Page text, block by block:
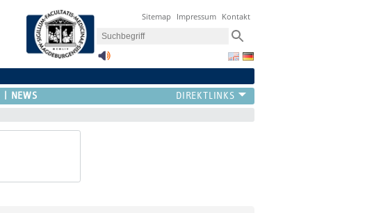
Sitemap Impressum Kontakt
NEWS